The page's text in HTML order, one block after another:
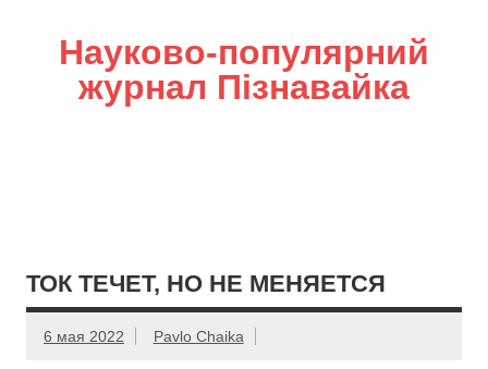
Науково-популярний
журнал Пізнавайка
ТОК ТЕЧЕТ, НО НЕ МЕНЯЕТСЯ
6 мая 2022 Pavlo Chaika